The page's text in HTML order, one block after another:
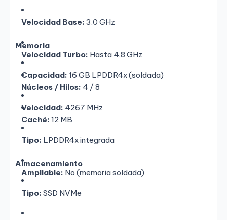
Velocidad Base: 3.0 GHz
Velocidad Turbo: Hasta 4.8 GHz
Núcleos / Hilos: 4 / 8
Caché: 12 MB
Memoria
Capacidad: 16 GB LPDDR4x (soldada)
Velocidad: 4267 MHz
Tipo: LPDDR4x integrada
Ampliable: No (memoria soldada)
Almacenamiento
Tipo: SSD NVMe